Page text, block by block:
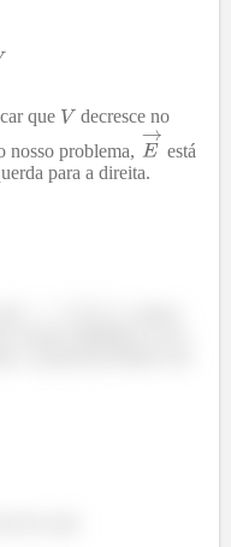
que
decresce no
nosso problema,
está
para a direita.